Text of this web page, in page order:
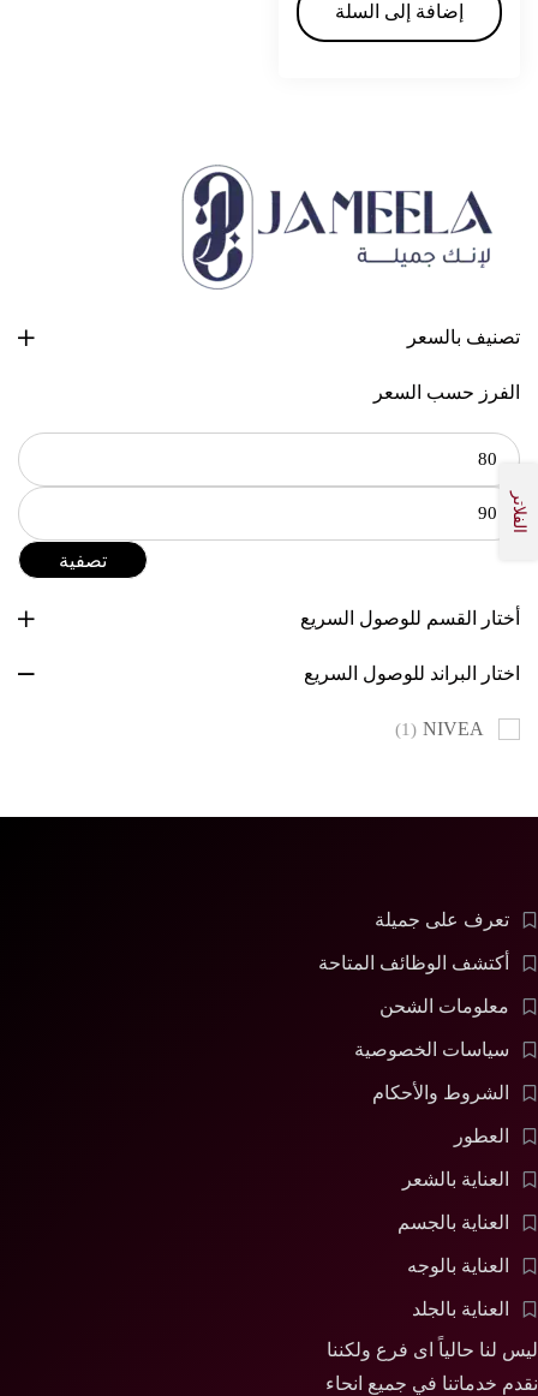
تصنيف بالسعر
الفرز حسب السعر
تصفية
أختار القسم للوصول السريع
اختار البراند للوصول السريع
NIVEA
(1)
الفلاتر
إضافة إلى السلة
تعرف على جميلة
أكتشف الوظائف المتاحة
معلومات الشحن
سياسات الخصوصية
الشروط والأحكام
العطور
العناية بالشعر
العناية بالجسم
العناية بالوجه
العناية بالجلد
ليس لنا حالياً اى فرع ولكننا
نقدم خدماتنا في جميع انحاء